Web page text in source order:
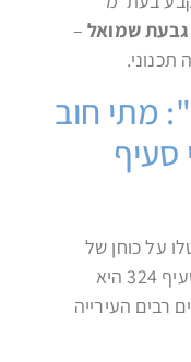
גבעת שמואל –
מתי חוב
סעיף
על כוחן של
הרשויות המקומיות בסירוב לאישור לפי סעיף 324 היא
רבים העירייה